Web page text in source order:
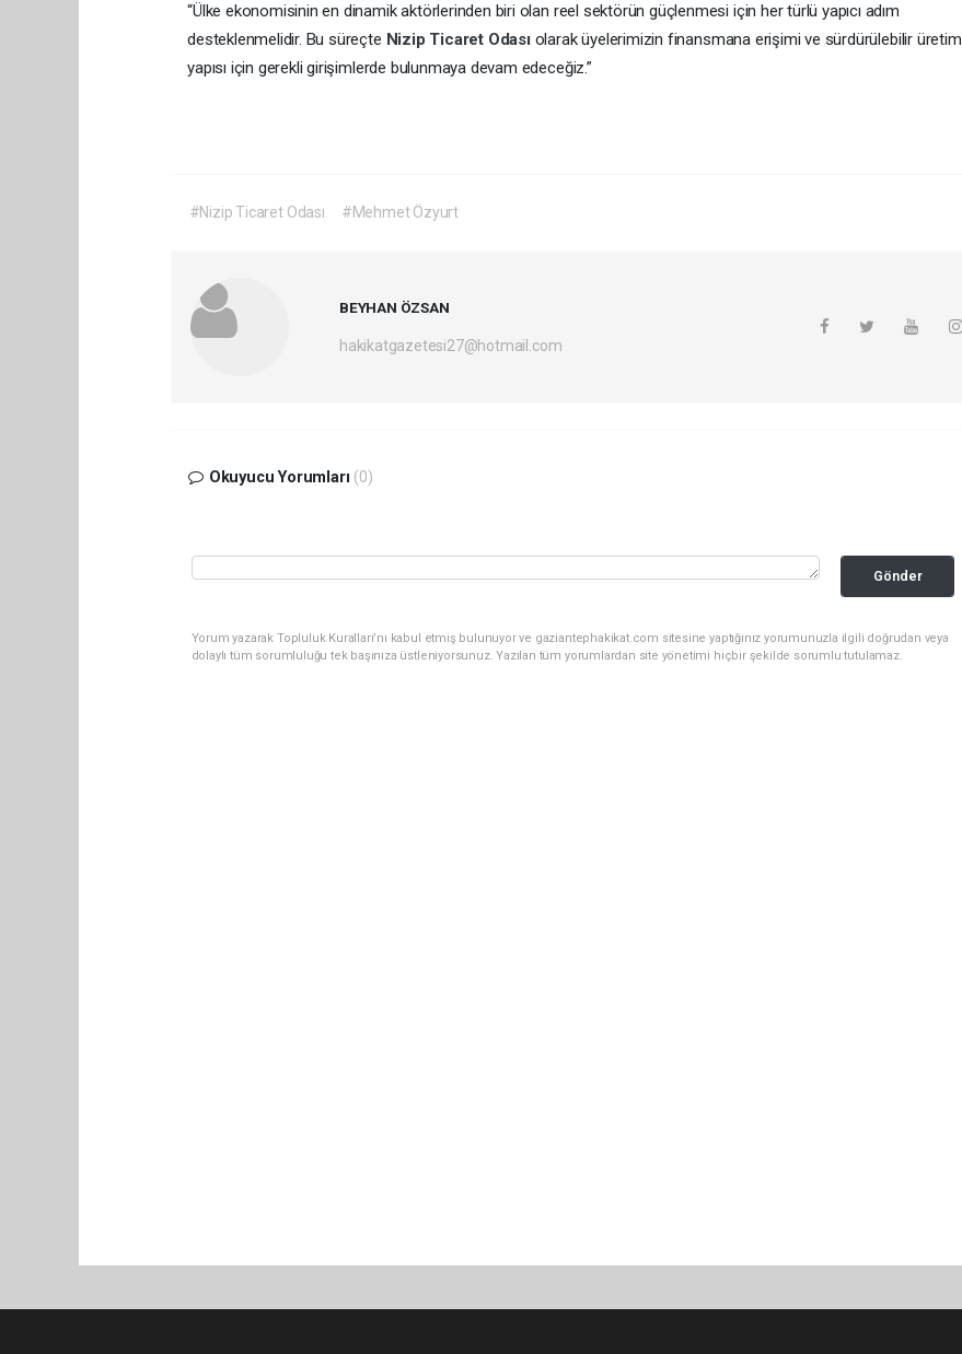
“Ülke ekonomisinin en dinamik aktörlerinden biri olan reel sektörün güçlenmesi için her türlü yapıcı adım
desteklenmelidir. Bu süreçte Nizip Ticaret Odası olarak üyelerimizin finansmana erişimi ve sürdürülebilir üretim
yapısı için gerekli girişimlerde bulunmaya devam edeceğiz.”
#Nizip Ticaret Odası #Mehmet Özyurt
BEYHAN ÖZSAN
hakikatgazetesi27@hotmail.com
Okuyucu Yorumları (0)
Gönder
Yorum yazarak Topluluk Kuralları’nı kabul etmiş bulunuyor ve gaziantephakikat.com sitesine yaptığınız yorumunuzla ilgili doğrudan veya
dolaylı tüm sorumluluğu tek başınıza üstleniyorsunuz. Yazılan tüm yorumlardan site yönetimi hiçbir şekilde sorumlu tutulamaz.